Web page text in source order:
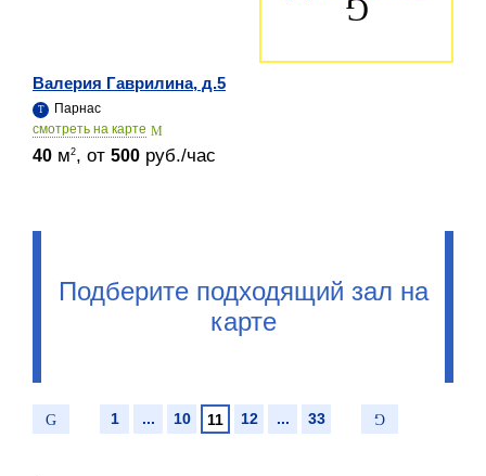
Валерия Гаврилина, д.5
Парнас
cмотреть на карте
40 м2, от 500 руб./час
Подберите подходящий зал на
карте
1 ... 10 11 12 ... 33